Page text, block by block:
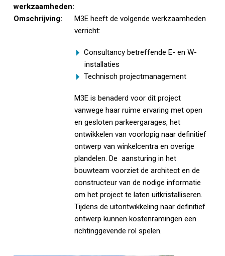
werkzaamheden:
Omschrijving:
M3E heeft de volgende werkzaamheden
verricht:
Consultancy betreffende E- en W-
installaties
Technisch projectmanagement
M3E is benaderd voor dit project
vanwege haar ruime ervaring met open
en gesloten parkeergarages, het
ontwikkelen van voorlopig naar definitief
ontwerp van winkelcentra en overige
plandelen. De aansturing in het
bouwteam voorziet de architect en de
constructeur van de nodige informatie
om het project te laten uitkristalliseren.
Tijdens de uitontwikkeling naar definitief
ontwerp kunnen kostenramingen een
richtinggevende rol spelen.